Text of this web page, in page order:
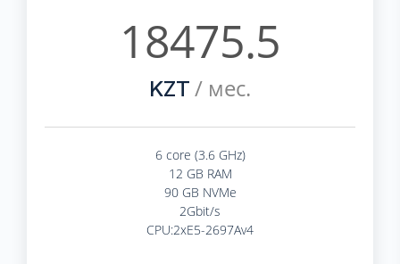
18475.5
KZT / мес.
6 core (3.6 GHz)
12 GB RAM
90 GB NVMe
2Gbit/s
CPU:2xE5-2697Av4